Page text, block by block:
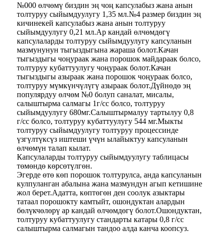
№000 өлчөмү биздин эң чоң капсулабыз жана анын
толтуруу сыйымдуулугу 1,35 мл.№4 размер биздин эң
кичинекей капсулабыз жана анын толтуруу
сыйымдуулугу 0,21 мл.Ар кандай өлчөмдөгү
капсулаларды толтуруу сыйымдуулугу капсуланын
мазмунунун тыгыздыгына жараша болот.Качан
тыгыздыгы чоңураак жана порошок майдараак болсо,
толтуруу кубаттуулугу чоңураак болот.Качан
тыгыздыгы азыраак жана порошок чоңураак болсо,
толтуруу мүмкүнчүлүгү азыраак болот.Дүйнөдө эң
популярдуу өлчөм №0 болуп саналат, мисалы,
салыштырма салмагы 1г/cc болсо, толтуруу
сыйымдуулугу 680мг.Салыштырмалуу тартылуу 0,8
г/cc болсо, толтуруу кубаттуулугу 544 мг.Мыкты
толтуруу сыйымдуулугу толтуруу процессинде
үзгүлтүксүз иштеши үчүн ылайыктуу капсуланын
өлчөмүн талап кылат.
Капсулаларды толтуруу сыйымдуулугу таблицасы
төмөндө көрсөтүлгөн.
Эгерде өтө көп порошок толтурулса, анда капсуланын
кулпуланган абалына жана мазмундун агып кетишине
жол берет.Адатта, көптөгөн ден соолук азыктары
татаал порошокту камтыйт, ошондуктан алардын
бөлүкчөлөрү ар кандай өлчөмдөгү болот.Ошондуктан,
толтуруу кубаттуулугу стандарты катары 0,8 г/cc
салыштырма салмагын тандоо алда канча коопсуз.